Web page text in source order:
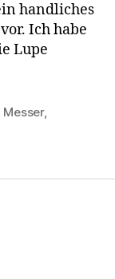
handliches
Ich habe
Lupe
Messer,